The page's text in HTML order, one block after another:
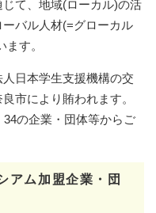
て、地域(ローカル)の活
バル人材(=グローカル
す。
日本学生支援機構の交
市により賄われます。
の企業・団体等からご
アム加盟企業・団